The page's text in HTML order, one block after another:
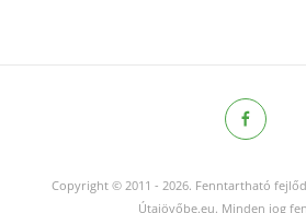
Copyright © 2011 - 2026. Fenntartható
Útajövőbe.eu. Minden jog